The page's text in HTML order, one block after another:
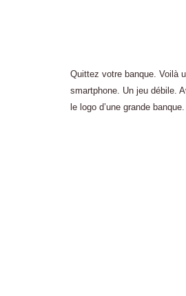
Quittez votre banque. Voilà
smartphone. Un jeu débile.
le logo d’une grande